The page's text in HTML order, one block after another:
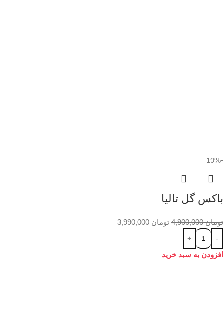
-19%
باکس گل تالیا
تومان4,900,000 تومان
افزودن به سبد خرید